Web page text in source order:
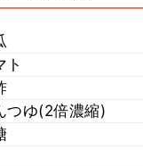
ト
つゆ(2倍濃縮)